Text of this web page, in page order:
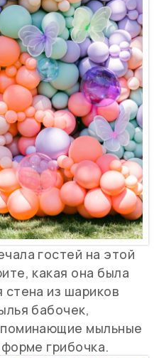
гостей на этой
какая она была
стена из шариков
бабочек,
мыльные
грибочка.